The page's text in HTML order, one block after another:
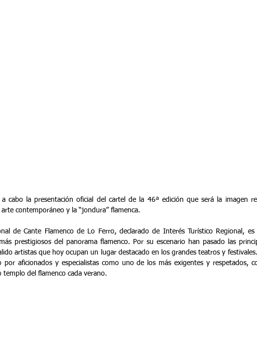
a cabo la presentación oficial del cartel de la 46ª edición que será la imagen
contemporáneo y la “jondura” flamenca.
de Cante Flamenco de Lo Ferro, declarado de Interés Turístico Regional,
prestigiosos del panorama flamenco. Por su escenario han pasado las
artistas que hoy ocupan un lugar destacado en los grandes teatros y
por aficionados y especialistas como uno de los más exigentes y respetados,
templo del flamenco cada verano.